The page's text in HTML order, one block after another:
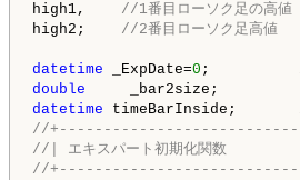
high1, //1番目ローソク足の高値
high2; //2番目ローソク足高値
datetime _ExpDate=0 ;
double
datetime timeBarInside;
//
//| エキスパート初期化関数
//